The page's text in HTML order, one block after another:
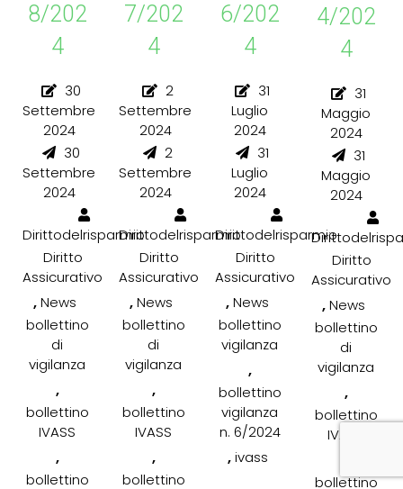
8/202
4
30
Settembre
2024
30
Settembre
2024
Dirittodelrisparmio
Diritto
Assicurativo
,News
bollettino
di
vigilanza
,
bollettino
IVASS
,
bollettino
7/202
4
2
Settembre
2024
2
Settembre
2024
Dirittodelrisparmio
Diritto
Assicurativo
,News
bollettino
di
vigilanza
,
bollettino
IVASS
,
bollettino
6/202
4
31
Luglio
2024
31
Luglio
2024
Dirittodelrisparmio
Diritto
Assicurativo
,News
bollettino
vigilanza
,
bollettino
vigilanza
n. 6/2024
,ivass
4/202
4
31
Maggio
2024
31
Maggio
2024
Diritto
Assicurativo
,News
bollettino
di
vigilanza
,
bollettino
IVASS
bollettino